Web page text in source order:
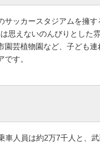
ッカースタジアムを擁
思えないのんびりとし
芸植物園など、子ども
す。
人員は約2万7千人と、